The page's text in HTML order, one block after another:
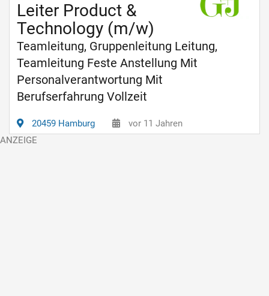
Leiter Product &
Technology (m/w)
Teamleitung, Gruppenleitung Leitung,
Teamleitung Feste Anstellung Mit
Personalverantwortung Mit
Berufserfahrung Vollzeit
20459 Hamburg vor 11 Jahren